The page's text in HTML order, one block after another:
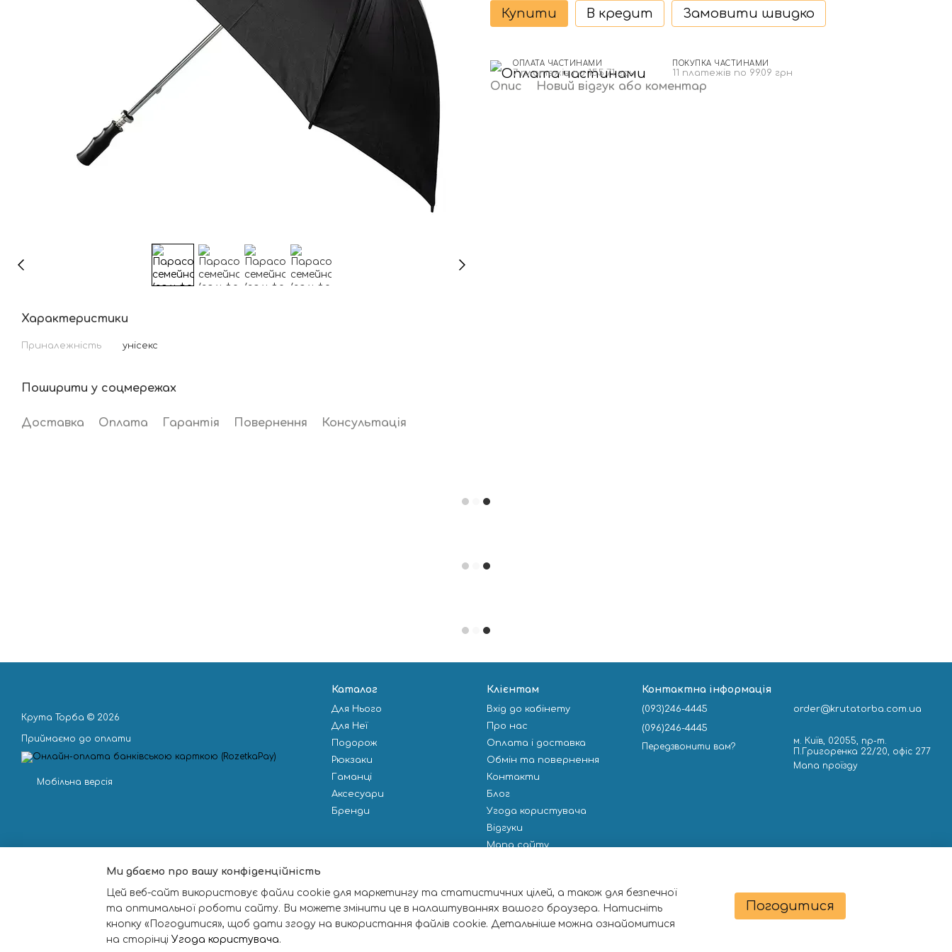
Характеристики
Приналежність унісекс
Поширити у соцмережах
Доставка Оплата Гарантія Повернення Консультація
Купити В кредит Замовити швидко
ОПЛАТА ЧАСТИНАМИ
7 платежів по 155.71 грн
ПОКУПКА ЧАСТИНАМИ
11 платежів по 99.09 грн
Опис Новий відгук або коментар
Крута Торба © 2026
Приймаємо до оплати
Мобільна версія
Каталог
Для Нього
Для Неї
Подорож
Рюкзаки
Гаманці
Аксесуари
Бренди
Клієнтам
Вхід до кабінету
Про нас
Оплата і доставка
Обмін та повернення
Контакти
Блог
Угода користувача
Відгуки
Мапа сайту
Ми в соцмережах
Контактна інформація
(093)246-4445
(096)246-4445
Передзвонити вам?
order@krutatorba.com.ua
м. Київ, 02055, пр-т.
П.Григоренка 22/20, офіс 277
Мапа проїзду
Ми дбаємо про вашу конфіденційність
Цей веб-сайт використовує файли cookie для маркетингу та статистичних цілей, а також для безпечної
та оптимальної роботи сайту. Ви можете змінити це в налаштуваннях вашого браузера. Натисніть
кнопку «Погодитися», щоб дати згоду на використання файлів cookie. Детальніше можна ознайомитися
на сторінці Угода користувача.
Погодитися